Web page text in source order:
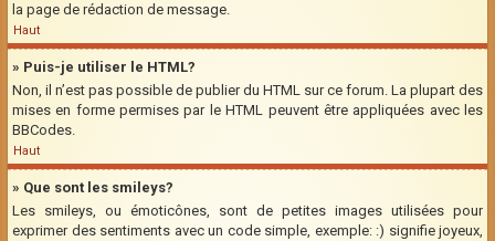
la page de rédaction de message.
Haut
» Puis-je utiliser le HTML?
Non, il n’est pas possible de publier du HTML sur ce forum. La plupart des
mises en forme permises par le HTML peuvent être appliquées avec les
BBCodes.
Haut
» Que sont les smileys?
Les smileys, ou émoticônes, sont de petites images utilisées pour
exprimer des sentiments avec un code simple, exemple: :) signifie joyeux,